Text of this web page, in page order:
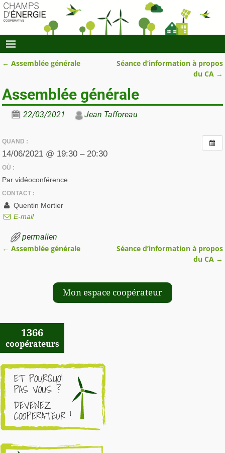
← Assemblée générale
Séance d’information à propos
du CA →
Assemblée générale
22/03/2021 Jean Tafforeau
QUAND :
14/06/2021 @ 19:30 – 20:30
OÙ :
Par vidéoconférence
CONTACT :
Quentin Mortier
E-mail
permalien
← Assemblée générale
Séance d’information à propos
du CA →
Mon espace coopérateur
1366
coopérateurs